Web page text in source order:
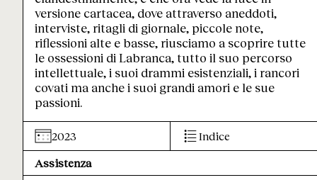
versione cartacea, dove attraverso aneddoti,
interviste, ritagli di giornale, piccole note,
riflessioni alte e basse, riusciamo a scoprire tutte
le ossessioni di Labranca, tutto il suo percorso
intellettuale, i suoi drammi esistenziali, i rancori
covati ma anche i suoi grandi amori e le sue
passioni.
2023
Indice
Assistenza